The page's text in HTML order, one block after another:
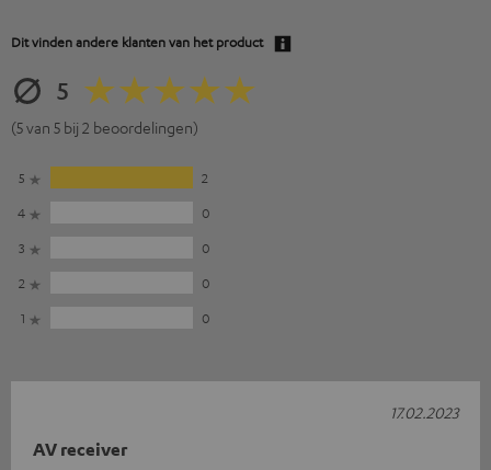
Dit vinden andere klanten van het product
5
(5 van 5 bij 2 beoordelingen)
5
2
4
0
3
0
2
0
1
0
AV receiver
17.02.2023